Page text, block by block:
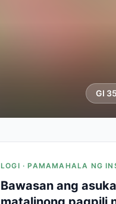
GI
LOGI · PAMAMAHALA NG
Bawasan ang